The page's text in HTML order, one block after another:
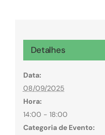
Detalhes
Data:
08/09/2025
Hora:
14:00 - 18:00
Categoria de Evento: